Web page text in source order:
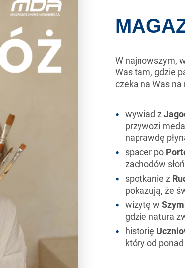
W najnowszym,
Was tam, gdzie
czeka na Was
wywiad z
przywozi
naprawdę
spacer po
zachodów
spotkanie z
pokazują, że
wizytę w
gdzie natura
historię
który od